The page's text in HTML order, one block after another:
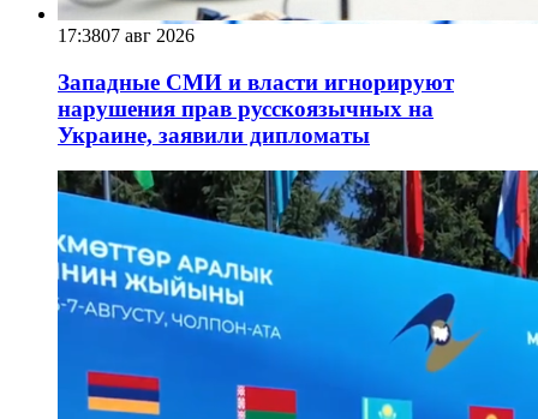
17:3807 авг 2026
Западные СМИ и власти игнорируют
нарушения прав русскоязычных на
Украине, заявили дипломаты